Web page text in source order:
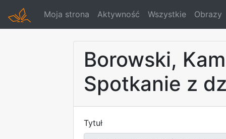
Moja strona Aktywność Wszystkie Obrazy
Borowski,
Spotkanie z
Tytuł